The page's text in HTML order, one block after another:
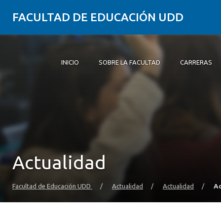
FACULTAD DE EDUCACIÓN UDD
INICIO SOBRE LA FACULTAD CARRERAS
Postgrado y Educación Continua
Actualidad
Facultad de Educación UDD / Actualidad / Actualidad /